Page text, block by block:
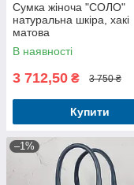
Сумка жіноча "СОЛО"
натуральна шкіра, хакі
матова
В наявності
3 712,50 ₴ 3 750 ₴
Купити
–1%